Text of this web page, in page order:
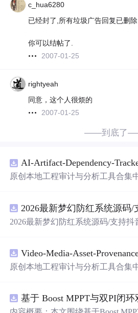
c_hua6280
已经封了,所有垃圾广告回复已删
你可以结帖了.
2007-01-25
rightyeah
同意，这个人很烦的
2007-01-25
——到底了
原创本地工程审计与分析工具合集
README、运行说明、功能清单、
权声明。解压后进入project目录，执
目源码、Logo、官方截图、论文、
材。适合前端开发、AI应用工程、
2026最新梦幻防红系统源码/
2026最新梦幻防红系统源码/支持抖音圆码 核心
据统计，多维度分析报表 • 积分系
原创本地工程审计与分析工具合集
README、运行说明、功能清单、
权声明。解压后进入project目录，执